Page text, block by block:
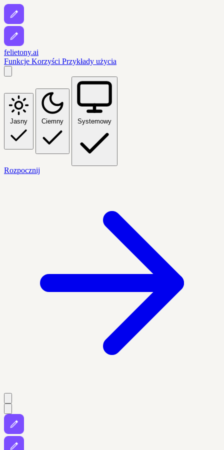
felietony.ai
Funkcje Korzyści Przykłady użycia
Jasny Ciemny Systemowy
Rozpocznij